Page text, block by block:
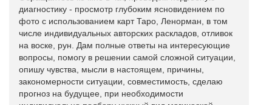
диагностику - просмотр глубоким ясновидением по
фото с использованием карт Таро, Ленорман, в том
числе индивидуальных авторских раскладов, отливок
на воске, рун. Дам полные ответы на интересующие
вопросы, помогу в решении самой сложной ситуации,
опишу чувства, мысли в настоящем, причины,
закономерности ситуации, совместимость, сделаю
прогноз на будущее, при необходимости